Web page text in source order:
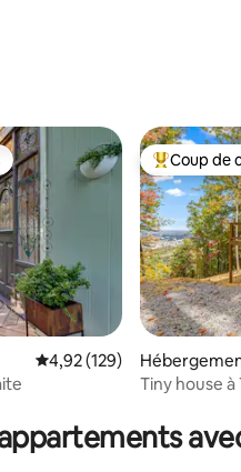
: 4,99 sur 5
Évaluation moyenne sur
4,92 (129)
Coups de
Coup de
e
Tiny house